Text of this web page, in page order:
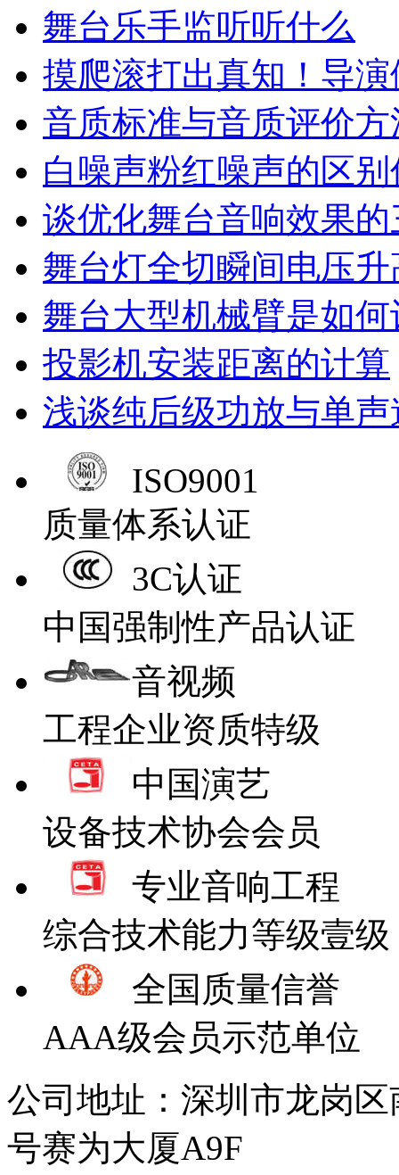
舞台乐手监听听什么
摸爬滚打出真知！导
音质标准与音质评价方
白噪声粉红噪声的区
谈优化舞台音响效果
舞台灯全切瞬间电压
舞台大型机械臂是如
投影机安装距离的计算
浅谈纯后级功放与单
ISO9001
质量体系认证
3C认证
中国强制性产品认证
音视频
工程企业资质特级
中国演艺
设备技术协会会员
专业音响工程
综合技术能力等级壹级
全国质量信誉
AAA级会员示范单位
公司地址：深圳市龙岗
号赛为大厦A9F